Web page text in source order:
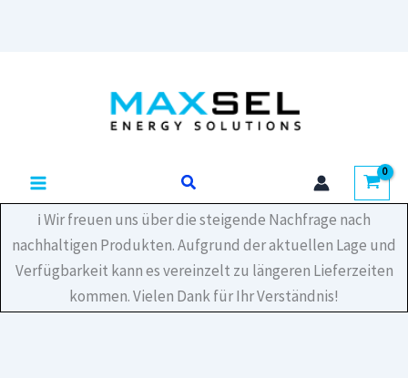
Suchen
ℹ️ Wir freuen uns über die steigende Nachfrage nach
nachhaltigen Produkten. Aufgrund der aktuellen Lage und
Verfügbarkeit kann es vereinzelt zu längeren Lieferzeiten
kommen. Vielen Dank für Ihr Verständnis!